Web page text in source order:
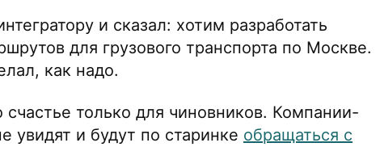
и сказал: хотим разработать
для грузового транспорта по Москве.
как надо.
счастье только для чиновников. Компании-
увидят и будут по старинке обращаться с